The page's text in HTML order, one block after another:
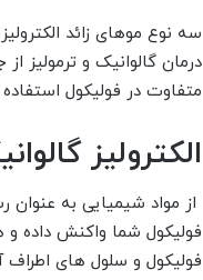
سه نوع موهای زائد
درمان گالوانیک و ترمولیز
متفاوت در فولیکول
الکترولیز
از مواد شیمیایی به عنوان
فولیکول شما واکنش داده
فولیکول و سلول های اطراف